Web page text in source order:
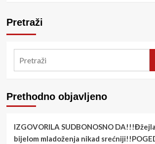
Pretraži
Prethodno objavljeno
IZGOVORILA SUDBONOSNO
bijelom mladoženja nikad